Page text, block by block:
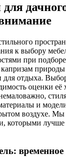
к выбору
при
капризам
отдыха.
оценки её
и
воздухе.
которыми лучше